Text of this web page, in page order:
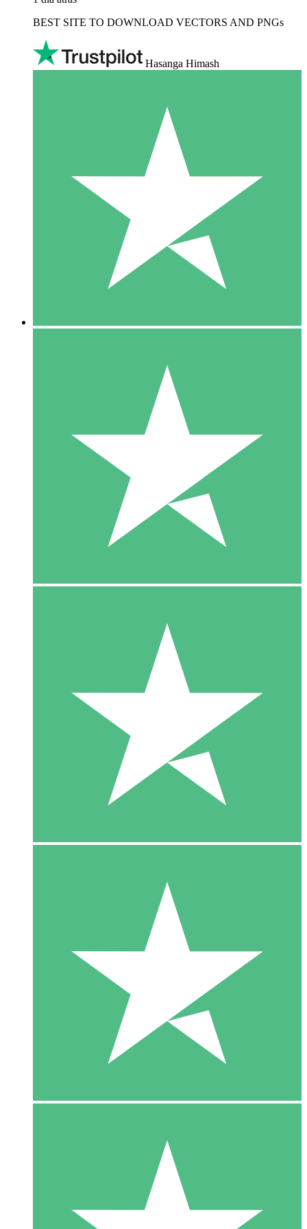
BEST SITE TO DOWNLOAD VECTORS AND PNGs
Hasanga Himash